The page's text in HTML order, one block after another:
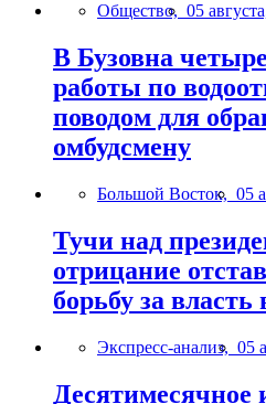
Общество, 05
В Бузовна
работы по
поводом для
омбудсмену
Большой Восток, 05
Тучи над
отрицание
борьбу за власть
Экспресс-анализ, 05
Десятимесячное